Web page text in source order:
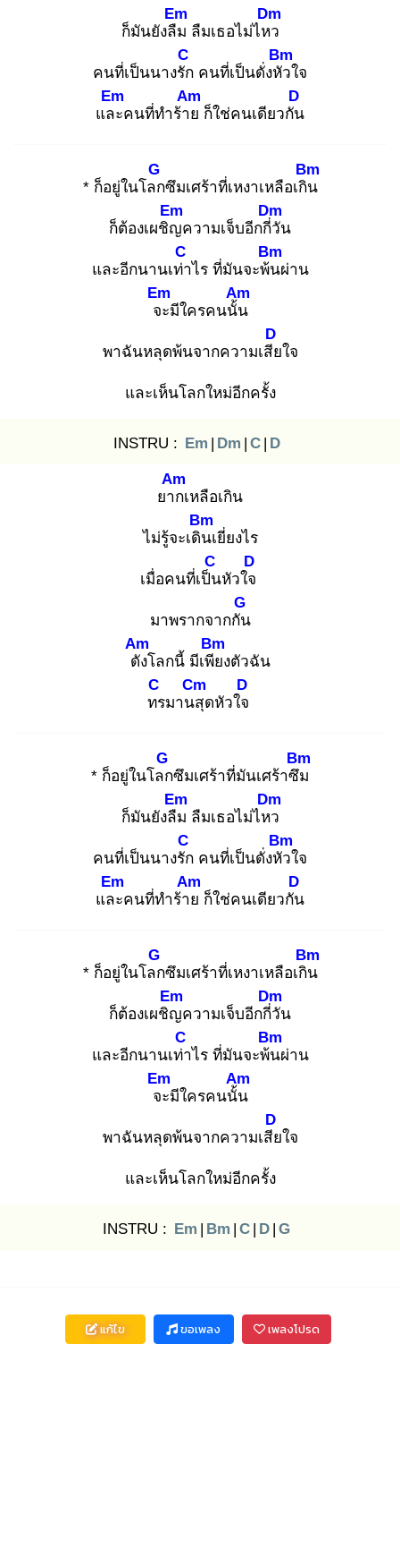
ก็มันยังลืม
Em
ลืมเธอไม่ไหว
Dm
คนที่เป็นนางรัก
C
คนที่เป็นดั่งหัว
Bm
ใจ
และ
Em
คนที่ทำร้าย
Am
ก็ใช่คนเดียวกัน
D
* ก็อยู่ในโลก
G
ซึมเศร้าที่เหงาเหลือเกิน
Bm
ก็ต้องเผชิญ
Em
ความเจ็บอีกกี่วั
Dm
น
และอีกนานเท่า
C
ไร ที่มันจะพ้น
Bm
ผ่าน
จะ
Em
มีใครคนนั้น
Am
พาฉันหลุดพ้นจากความเสีย
D
ใจ
และเห็นโลกใหม่อีกครั้ง
INSTRU : Em | Dm | C | D
ยาก
Am
เหลือเกิน
ไม่รู้จะเดิน
Bm
เยี่ยงไร
เมื่อคนที่เป็น
C
หัวใจ
D
มาพรากจากกัน
G
ดัง
Am
โลกนี้ มีเพีย
Bm
งตัวฉัน
ทร
C
มานสุ
Cm
ดหัวใจ
D
* ก็อยู่ในโลก
G
ซึมเศร้าที่มันเศร้าซึม
Bm
ก็มันยังลืม
Em
ลืมเธอไม่ไหว
Dm
คนที่เป็นนางรัก
C
คนที่เป็นดั่งหัว
Bm
ใจ
และ
Em
คนที่ทำร้าย
Am
ก็ใช่คนเดียวกัน
D
* ก็อยู่ในโลก
G
ซึมเศร้าที่เหงาเหลือเกิน
Bm
ก็ต้องเผชิญ
Em
ความเจ็บอีกกี่วั
Dm
น
และอีกนานเท่า
C
ไร ที่มันจะพ้น
Bm
ผ่าน
จะ
Em
มีใครคนนั้น
Am
พาฉันหลุดพ้นจากความเสีย
D
ใจ
และเห็นโลกใหม่อีกครั้ง
INSTRU : Em | Bm | C | D | G
แก้ไข ขอเพลง เพลงโปรด